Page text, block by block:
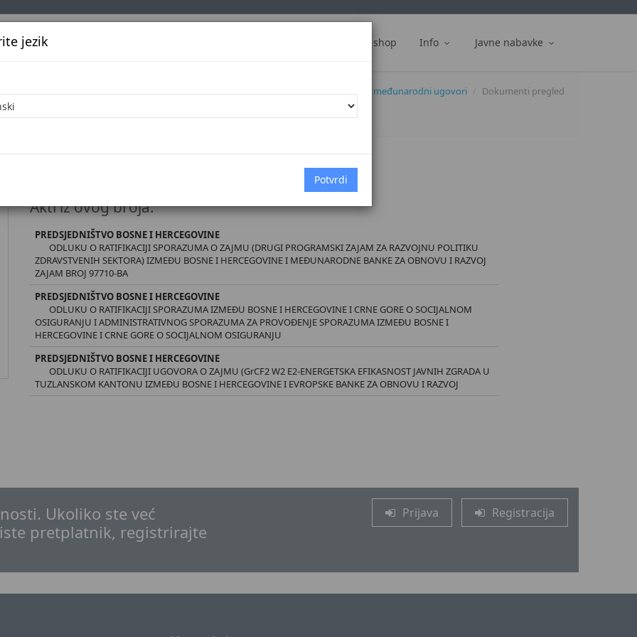
Službena glasila Web shop Info Javne nabavke
jezik
Početna Dokumenti međunarodni ugovori Dokumenti pregled
Međunarodni ugovori broj 10/25 [25.8.2025.]
Akti iz ovog broja:
PREDSJEDNIŠTVO BOSNE I HERCEGOVINE
ODLUKU O RATIFIKACIJI SPORAZUMA O ZAJMU (DRUGI PROGRAMSKI ZAJAM ZA RAZVOJNU POLITIKU
ZDRAVSTVENIH SEKTORA) IZMEĐU BOSNE I HERCEGOVINE I MEĐUNARODNE BANKE ZA OBNOVU I RAZVOJ
ZAJAM BROJ 97710-BA
PREDSJEDNIŠTVO BOSNE I HERCEGOVINE
ODLUKU O RATIFIKACIJI SPORAZUMA IZMEĐU BOSNE I HERCEGOVINE I CRNE GORE O SOCIJALNOM
OSIGURANJU I ADMINISTRATIVNOG SPORAZUMA ZA PROVOĐENJE SPORAZUMA IZMEĐU BOSNE I
HERCEGOVINE I CRNE GORE O SOCIJALNOM OSIGURANJU
PREDSJEDNIŠTVO BOSNE I HERCEGOVINE
ODLUKU O RATIFIKACIJI UGOVORA O ZAJMU (GrCF2 W2 E2-ENERGETSKA EFIKASNOST JAVNIH ZGRADA U
TUZLANSKOM KANTONU IZMEĐU BOSNE I HERCEGOVINE I EVROPSKE BANKE ZA OBNOVU I RAZVOJ
Ukoliko ste već
pretplatnik, registrirajte
Prijava Registracija